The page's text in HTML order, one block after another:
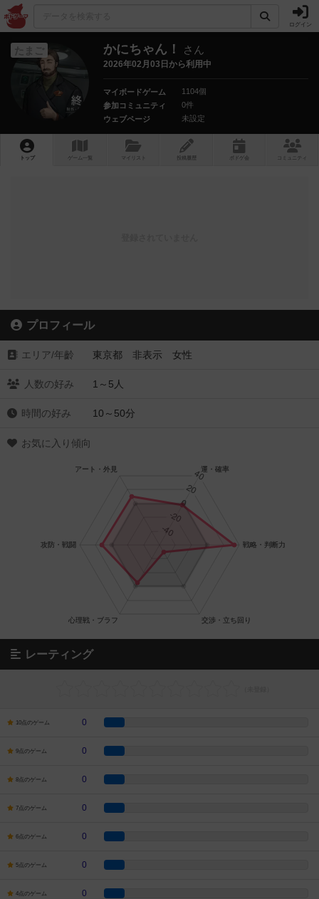
ログイン
たまご かにちゃん！ さん
2026年02月03日から利用中
マイボードゲーム
1104個
参加コミュニティ
0件
ウェブページ
未設定
トップ ゲーム一覧 マイリスト 投稿履歴 ボ ドゲ コミュニティ
プロフィール
エリア/年齡 東京都 非表示 女性
人数の好み 1～5人
時間の好み 10～50分
お気に入り傾向
レーティング
10点のゲーム 0
9点のゲーム 0
8点のゲーム 0
7点のゲーム 0
6点のゲーム 0
5点のゲーム 0
4点のゲーム 0